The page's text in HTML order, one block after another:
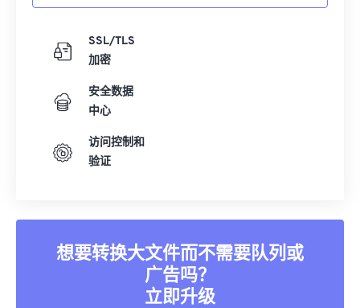
SSL/TLS
加密
安全数据
中心
访问控制和
验证
想要转换大文件而不需要队列或
广告吗？
立即升级